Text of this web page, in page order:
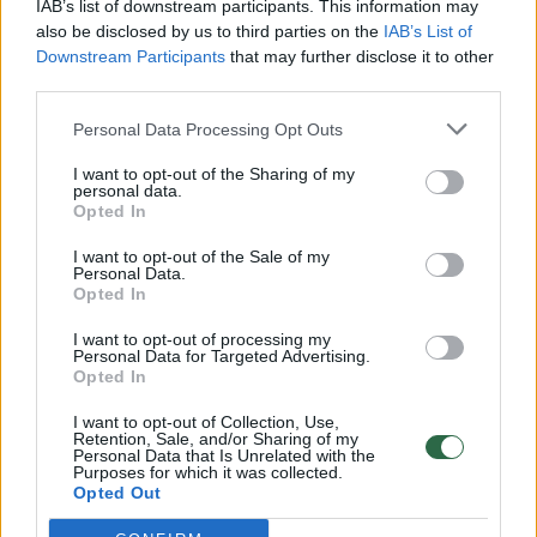
IAB’s list of downstream participants. This information may
also be disclosed by us to third parties on the IAB’s List of
Downstream Participants that may further disclose it to other
Personal Data Processing Opt Outs
I want to opt-out of the Sharing of my
personal data.
Opted In
I want to opt-out of the Sale of my
Personal Data.
Opted In
I want to opt-out of processing my
Personal Data for Targeted Advertising.
Opted In
I want to opt-out of Collection, Use,
Retention, Sale, and/or Sharing of my
Personal Data that Is Unrelated with the
Purposes for which it was collected.
Opted Out
vaiko gyvybių išgelbėti nepavyko
Žinios | Lietuvos diena
00:00:57
Savaitės vidurys nusimato karštas: temperatūra kils iki
32 laipsnių šilumos
Žinios | Orai
V. Zalužno pasisakymą laiko bandymu įsitvirtinti
Laidos | Nauja diena
00:00:59
Nufilmavo, kaip patvino Vilniaus Vakarinis aplinkkelis:
vaizdas pribloškia
Žinios | Lietuvos diena